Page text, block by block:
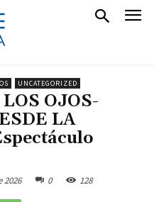
UNCATEGORIZED
OJOS-
LA
2026 0 128